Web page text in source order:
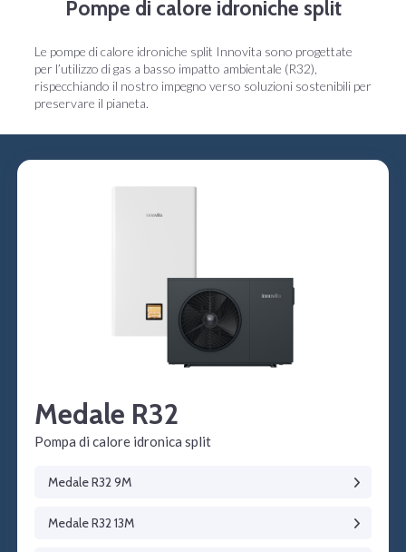
Pompe di calore idroniche split
Le pompe di calore idroniche split Innovita sono progettate
per l’utilizzo di gas a basso impatto ambientale (R32),
rispecchiando il nostro impegno verso soluzioni sostenibili per
preservare il pianeta.
Medale R32
Pompa di calore idronica split
Medale R32 9M
Medale R32 13M